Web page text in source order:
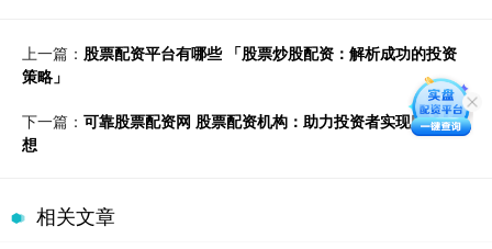
上一篇： 股票配资平台有哪些 「股票炒股配资：解析成功的投资
策略」
下一篇： 可靠股票配资网 股票配资机构：助力投资者实现财富梦
想
相关文章